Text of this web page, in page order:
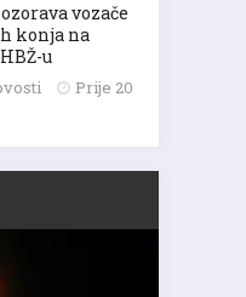
vozače
konja na
u
Prije 20